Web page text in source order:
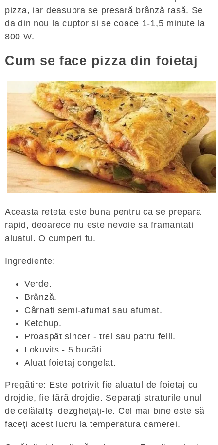
pizza, iar deasupra se presară brânză rasă. Se
da din nou la cuptor si se coace 1-1,5 minute la
800 W.
Cum se face pizza din foietaj
Aceasta reteta este buna pentru ca se prepara
rapid, deoarece nu este nevoie sa framantati
aluatul. O cumperi tu.
Ingrediente:
Verde.
Brânză.
Cârnați semi-afumat sau afumat.
Ketchup.
Proaspăt sincer - trei sau patru felii.
Lokuvits - 5 bucăți.
Aluat foietaj congelat.
Pregătire: Este potrivit fie aluatul de foietaj cu
drojdie, fie fără drojdie. Separați straturile unul
de celălaltși dezghețați-le. Cel mai bine este să
faceți acest lucru la temperatura camerei.